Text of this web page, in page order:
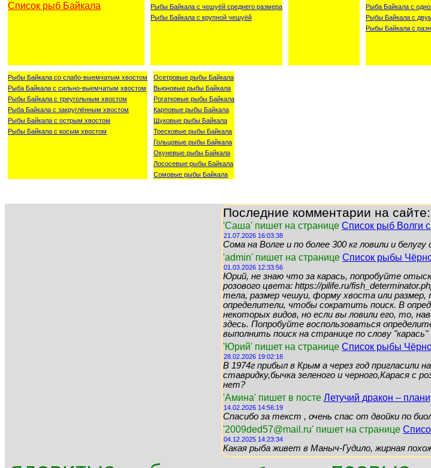
Список рыб Байкала
Рыбы Байкала с чешуёй среднего размера
Рыбы Байкала с крупной чешуёй
Рыба Байкала с
Рыбы Байкала с
Рыбы Байкала с
Рыбы Байкала со слабо-выемчатым хвостом
Рыба Байкала с сильно-выемчатым хвостом
Рыбы Байкала с треугольным хвостом
Рыба Байкала с закруглённым хвостом
Рыбы Байкала с острым хвостом
Рыбы Байкала с косым хвостом
Осетровые рыбы Байкала
Вьюновые рыбы Байкала
Рогатковые рыбы Байкала
Карповые рыбы Байкала
Щуковые рыбы Байкала
Тресковые рыбы Байкала
Гольцовые рыбы Байкала
Окуневые рыбы Байкала
Лососевые рыбы Байкала
Сомовые рыбы Байкала
Последние комментарии на сайте:
'Саша' пишет на странице Список рыб Волги
21.07.2026 16:03:38
Сома на Волге и по более 300 кг ловили и
'admin' пишет на странице Список рыбы
01.03.2026 12:33:56
Юрий, не знаю что за карась, попробуйте
розового цвета: https://pilife.ru/
тела, размер чешуи, форму хвоста или
определители, чтобы сократить поиск. В
некоторых видов, но если вы ловили его, то,
здесь. Попробуйте воспользоваться
выполнить поиск на странице по слову "карась"
'Юрий' пишет на странице Список рыбы
28.02.2026 19:02:18
В 1974г прибыл в Крым а через год пригласили
ставридку,бычка зеленого и черного,Карася с
нет?
'Амина' пишет в посте Летучий дракон –
14.02.2026 14:56:19
Спасибо за текст , очень спас от двойки по
'2009ded57@mail.ru' пишет на странице
04.12.2025 14:23:34
Какая рыба живет в Маныч-Гудило, жирная